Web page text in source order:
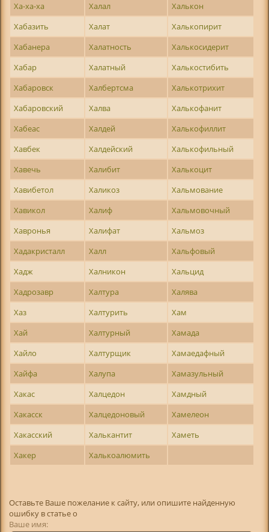
Ха-ха-ха
Халал
Халькон
Хабазить
Халат
Халькопирит
Хабанера
Халатность
Халькосидерит
Хабар
Халатный
Халькостибить
Хабаровск
Халбертсма
Халькотрихит
Хабаровский
Халва
Халькофанит
Хабеас
Халдей
Халькофиллит
Хавбек
Халдейский
Халькофильный
Хавечь
Халибит
Халькоцит
Хавибетол
Халикоз
Хальмование
Хавикол
Халиф
Хальмовочный
Хавронья
Халифат
Хальмоз
Хадакристалл
Халл
Хальфовый
Хадж
Халникон
Хальцид
Хадрозавр
Халтура
Халява
Хаз
Халтурить
Хам
Хай
Халтурный
Хамада
Хайло
Халтурщик
Хамаедафный
Хайфа
Халупа
Хамазульный
Хакас
Халцедон
Хамдный
Хакасск
Халцедоновый
Хамелеон
Хакасский
Халькантит
Хаметь
Хакер
Халькоалюмить
Оставьте Ваше пожелание к сайту, или опишите найденную
ошибку в статье о
Ваше имя: